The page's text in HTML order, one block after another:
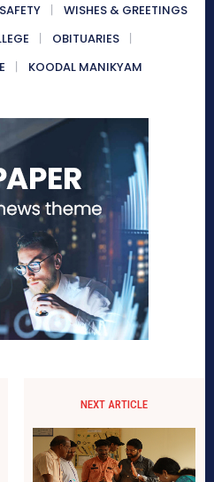
WISHES & GREETINGS
OBITUARIES
KOODAL MANIKYAM
NEXT ARTICLE